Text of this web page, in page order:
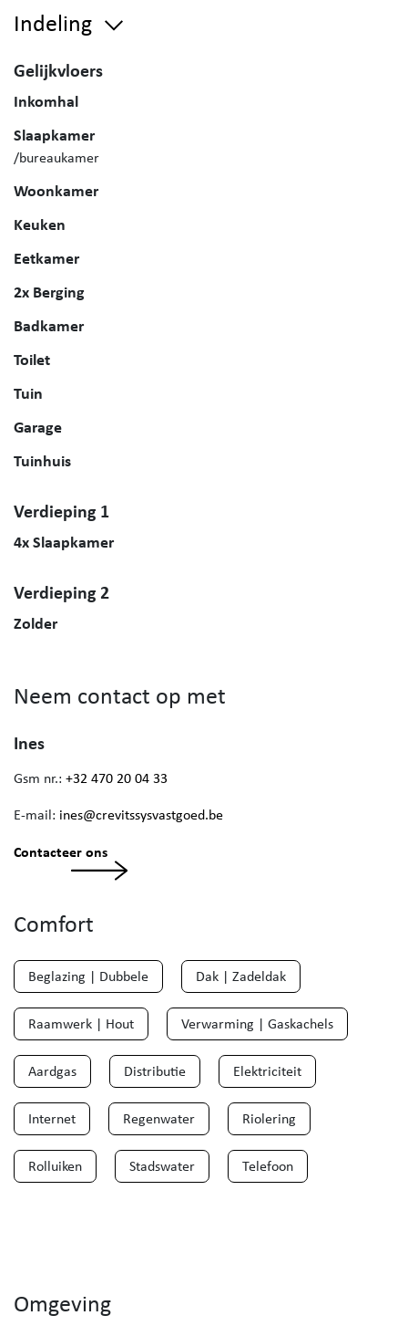
Indeling
Gelijkvloers
Inkomhal
Slaapkamer
/bureaukamer
Woonkamer
Keuken
Eetkamer
2x Berging
Badkamer
Toilet
Tuin
Garage
Tuinhuis
Verdieping 1
4x Slaapkamer
Verdieping 2
Zolder
Neem contact op met
Ines
Gsm nr.: +32 470 20 04 33
E-mail: ines@crevitssysvastgoed.be
Contacteer ons
Comfort
Beglazing | Dubbele Dak | Zadeldak
Raamwerk | Hout Verwarming | Gaskachels
Aardgas Distributie Elektriciteit
Internet Regenwater Riolering
Rolluiken Stadswater Telefoon
Omgeving